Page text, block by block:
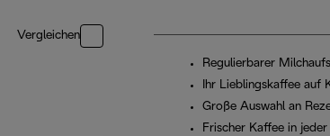
Vergleichen
Regulierbarer
Ihr Lieblingskaffee auf
Große Auswahl an
Frischer Kaffee in jeder